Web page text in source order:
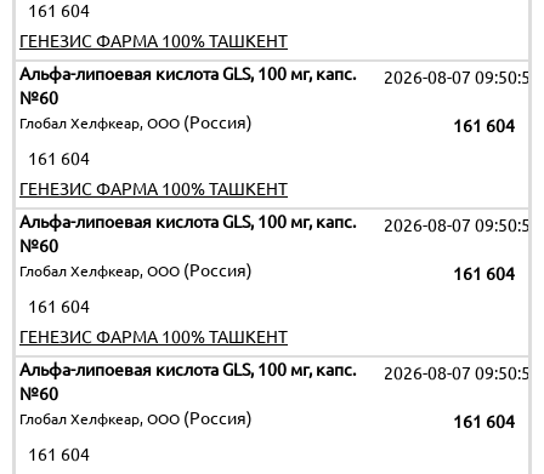
161 604
ГЕНЕЗИС ФАРМА 100% ТАШКЕНТ
Альфа-липоевая кислота GLS, 100 мг, капс.
№60
Глобал Хелфкеар, ООО (Россия)
2026-08-07 09:50:51
161 604
161 604
ГЕНЕЗИС ФАРМА 100% ТАШКЕНТ
Альфа-липоевая кислота GLS, 100 мг, капс.
№60
Глобал Хелфкеар, ООО (Россия)
2026-08-07 09:50:51
161 604
161 604
ГЕНЕЗИС ФАРМА 100% ТАШКЕНТ
Альфа-липоевая кислота GLS, 100 мг, капс.
№60
Глобал Хелфкеар, ООО (Россия)
2026-08-07 09:50:51
161 604
161 604